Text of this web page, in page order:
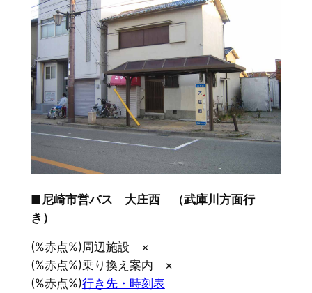
■尼崎市営バス 大庄西 （武庫川方面行
き）
(%赤点%)周辺施設 ×
(%赤点%)乗り換え案内 ×
(%赤点%)行き先・時刻表